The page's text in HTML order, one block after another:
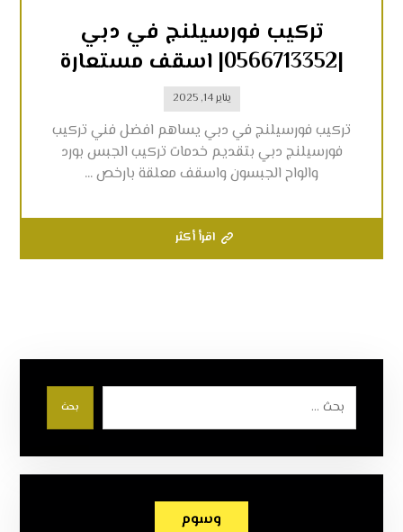
تركيب فورسيلنج في دبي
|0566713352| اسقف مستعارة
يناير 14, 2025
تركيب فورسيلنج في دبي يساهم افضل فني تركيب
فورسيلنج دبي بتقديم خدمات تركيب الجبس بورد
والواح الجبسون واسقف معلقة بارخص ...
اقرأ أكثر
بحث
وسوم